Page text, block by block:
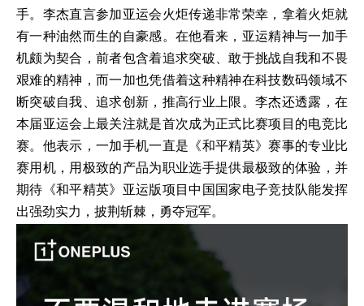
手。李杰直言参加亚运会火炬传递非常荣幸，拿着火炬就
有一种油然而生的自豪感。在他看来，亚运精神与一加手
机颇为契合，前者包含着追求突破、敢于挑战自我和不畏
艰难的精神，而一加也凭借着这种精神在科技数码领域不
断突破自我、追求创新，推高行业上限。李杰还透露，在
本届亚运会上最关注就是首次成为正式比赛项目的电竞比
赛。他表示，一加手机一直是《和平精英》赛事的专业比
赛用机，用极致的产品为职业选手提供最极致的体验，并
期待《和平精英》亚运版项目中国国家电子竞技队能发挥
出强劲实力，披荆斩棘，勇夺冠军。